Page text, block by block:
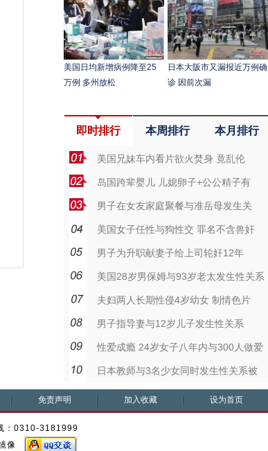
美国日均新增病例降至25
万例 多州放松
日本大阪市又漏报近万例确
诊 因前次漏
即时排行 本周排行 本月排行
美国兄妹车内看片欲火焚身 竟乱伦
岛国跨辈婴儿 儿媳卵子+公公精子有
男子在女友家庭聚餐与准岳母发生关
美国女子任性与狗性交 罪名不含兽奸
男子为升职献妻子给上司轮奸12年
美国28岁男保姆与93岁老太发生性关系
夫妇两人长期性侵4岁幼女 制情色片
男子指导妻与12岁儿子发生性关系
性爱成瘾 24岁女子八年内与300人做爱
日本教师与3名少女同时发生性关系被
免责声明 加入收藏 设为首页
：0310-3181999
像